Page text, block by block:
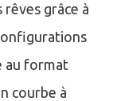
grâce à
au format
courbe à